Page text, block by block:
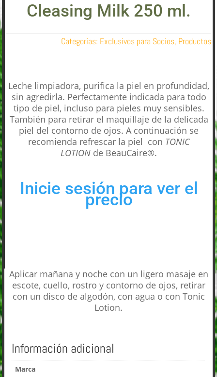
Cleasing Milk 250 ml.
Categorías: Exclusivos para Socios, Productos
Leche limpiadora, purifica la piel en profundidad,
sin agredirla. Perfectamente indicada para todo
tipo de piel, incluso para pieles muy sensibles.
También para retirar el maquillaje de la delicada
piel del contorno de ojos. A continuación se
recomienda refrescar la piel con TONIC
LOTION de BeauCaire®.
Inicie sesión para ver el
precio
Aplicar mañana y noche con un ligero masaje en
escote, cuello, rostro y contorno de ojos, retirar
con un disco de algodón, con agua o con Tonic
Lotion.
Información adicional
Marca